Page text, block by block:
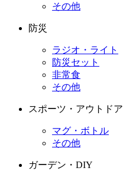
その他
防災
ラジオ・ライト
防災セット
非常食
その他
スポーツ・アウトドア
マグ・ボトル
その他
ガーデン・DIY